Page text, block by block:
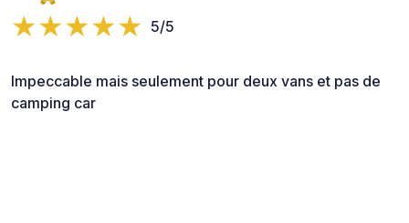
5/5
Impeccable mais seulement pour deux vans et pas de
camping car